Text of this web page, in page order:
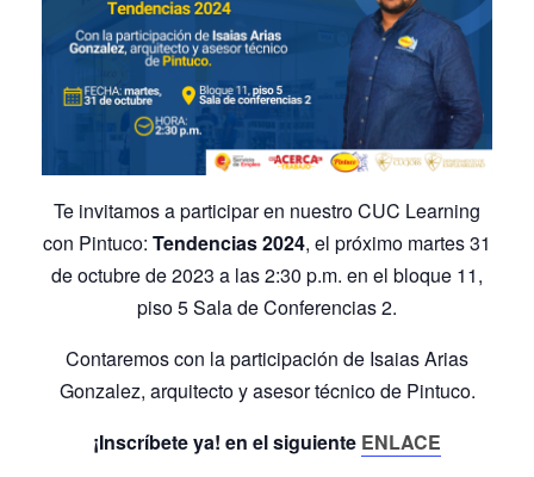
Te invitamos a participar en nuestro CUC Learning
con Pintuco: Tendencias 2024, el próximo martes 31
de octubre de 2023 a las 2:30 p.m. en el bloque 11,
piso 5 Sala de Conferencias 2.
Contaremos con la participación de Isaias Arias
Gonzalez, arquitecto y asesor técnico de Pintuco.
¡Inscríbete ya! en el siguiente ENLACE